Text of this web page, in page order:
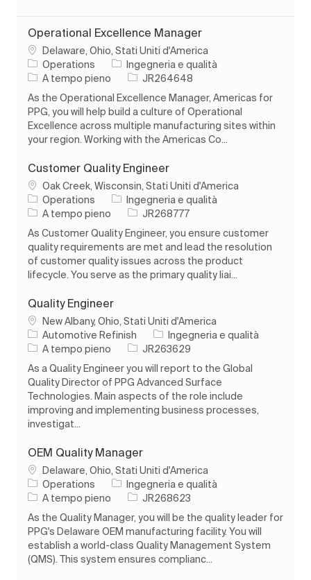
Operational Excellence Manager
Ubicazione
Delaware, Ohio, Stati Uniti d'America
Operations
Categoria
Ingegneria e qualità
Tipo di lavoro
A tempo pieno ID processo
JR264648
As the Operational Excellence Manager, Americas for
PPG, you will help build a culture of Operational
Excellence across multiple manufacturing sites within
your region. Working with the Americas Co...
Customer Quality Engineer
Ubicazione
Oak Creek, Wisconsin, Stati Uniti d'America
Operations
Categoria
Ingegneria e qualità
Tipo di lavoro
A tempo pieno ID processo
JR268777
As Customer Quality Engineer, you ensure customer
quality requirements are met and lead the resolution
of customer quality issues across the product
lifecycle. You serve as the primary quality liai...
Quality Engineer
Ubicazione
New Albany, Ohio, Stati Uniti d'America
Automotive Refinish
Categoria
Ingegneria e qualità
Tipo di lavoro
A tempo pieno ID processo
JR263629
As a Quality Engineer you will report to the Global
Quality Director of PPG Advanced Surface
Technologies. Main aspects of the role include
improving and implementing business processes,
investigat...
OEM Quality Manager
Ubicazione
Delaware, Ohio, Stati Uniti d'America
Operations
Categoria
Ingegneria e qualità
Tipo di lavoro
A tempo pieno ID processo
JR268623
As the Quality Manager, you will be the quality leader for
PPG's Delaware OEM manufacturing facility. You will
establish a world-class Quality Management System
(QMS). This system ensures complianc...